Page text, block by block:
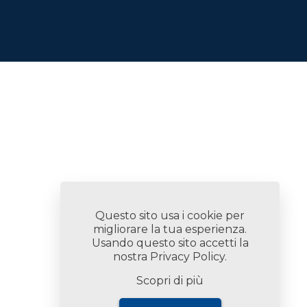
Questo sito usa i cookie per
migliorare la tua esperienza.
Usando questo sito accetti la
nostra Privacy Policy.
Scopri di più